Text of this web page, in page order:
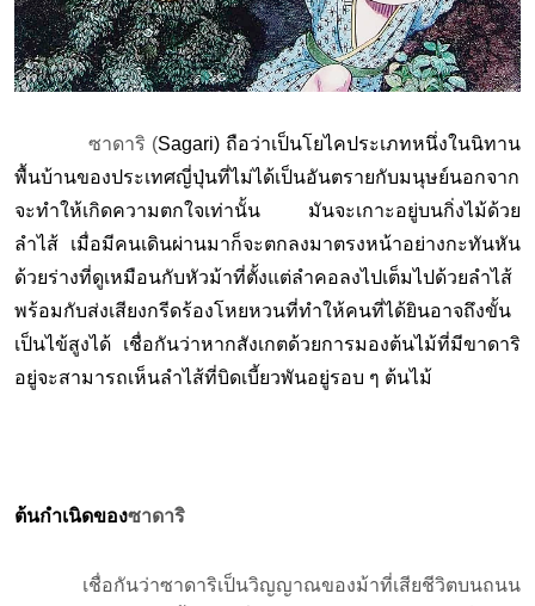
ซาดาริ (Sagari) ถือว่าเป็นโยไคประเภทหนึ่งในนิทาน
พื้นบ้านของประเทศญี่ปุ่นที่ไม่ได้เป็นอันตรายกับมนุษย์นอกจาก
จะทำให้เกิดความตกใจเท่านั้น มันจะเกาะอยู่บนกิ่งไม้ด้วย
ลำไส้ เมื่อมีคนเดินผ่านมาก็จะตกลงมาตรงหน้าอย่างกะทันหัน
ด้วยร่างที่ดูเหมือนกับหัวม้าที่ตั้งแต่ลำคอลงไปเต็มไปด้วยลำไส้
พร้อมกับส่งเสียงกรีดร้องโหยหวนที่ทำให้คนที่ได้ยินอาจถึงขั้น
เป็นไข้สูงได้ เชื่อกันว่าหากสังเกตด้วยการมองต้นไม้ที่มีขาดาริ
อยู่จะสามารถเห็นลำไส้ที่บิดเบี้ยวพันอยู่รอบ ๆ ต้นไม้
ต้นกำเนิดของซาดาริ
เชื่อกันว่าซาดาริเป็นวิญญาณของม้าที่เสียชีวิตบนถนน